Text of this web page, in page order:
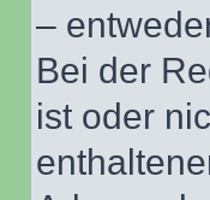
–
Bei der
ist oder